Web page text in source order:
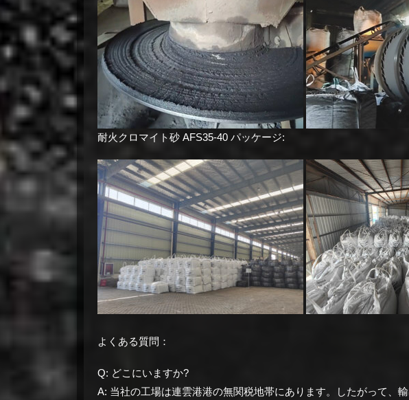
耐火クロマイト砂 AFS35-40 パッケージ:
よくある質問：
Q: どこにいますか?
A: 当社の工場は連雲港港の無関税地帯にあります。
したがって、